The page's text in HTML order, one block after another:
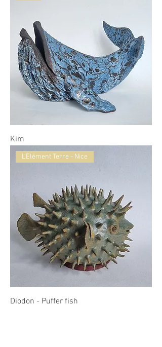
Kim
L'Elément Terre - Nice
Diodon - Puffer fish